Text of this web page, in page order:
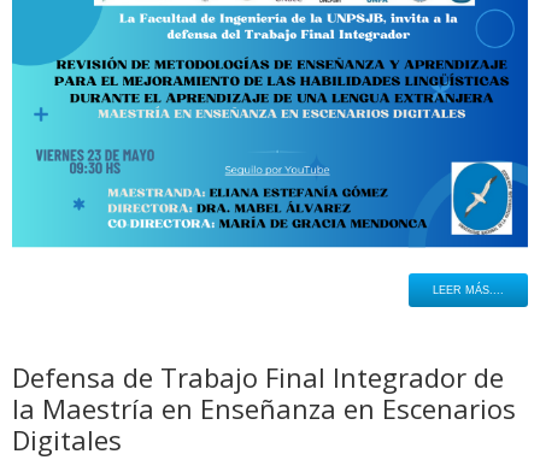
LEER MÁS....
Defensa de Trabajo Final Integrador de
la Maestría en Enseñanza en Escenarios
Digitales